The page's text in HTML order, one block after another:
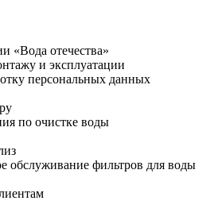
«Вода отечества»
и эксплуатации
персональных данных
по очистке воды
обслуживание фильтров для воды